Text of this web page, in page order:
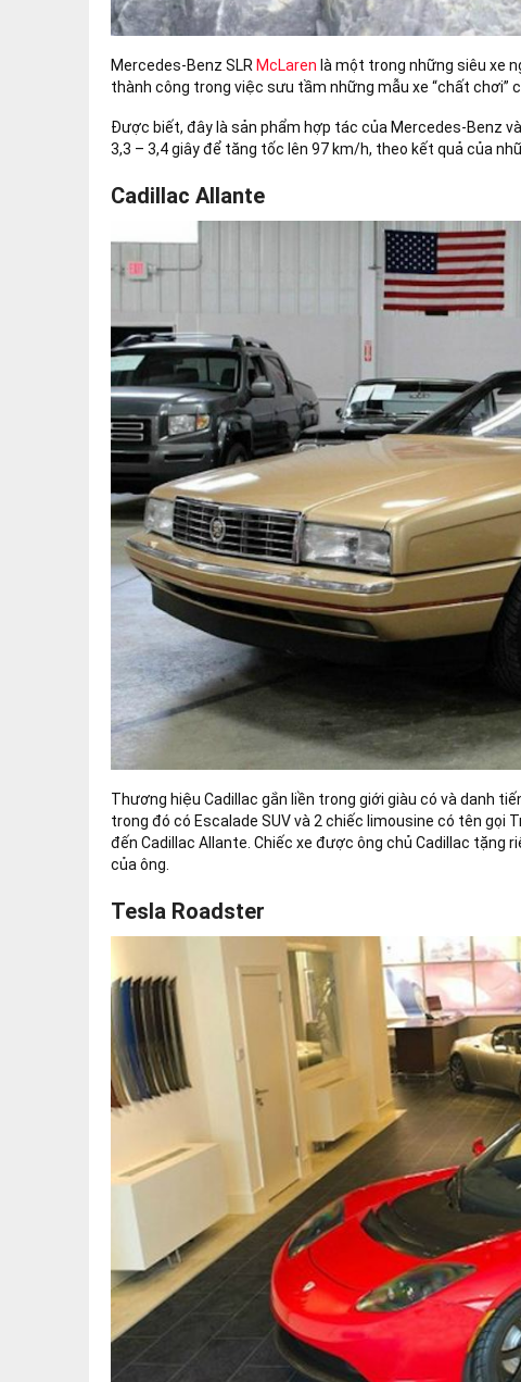
Mercedes-Benz SLR McLaren là một trong những siêu xe
thành công trong việc sưu tầm những mẫu xe “chất chơi”
Được biết, đây là sản phẩm hợp tác của Mercedes-Benz
3,3 – 3,4 giây để tăng tốc lên 97 km/h, theo kết quả của
Cadillac Allante
Thương hiệu Cadillac gắn liền trong giới giàu có và danh
trong đó có Escalade SUV và 2 chiếc limousine có tên gọi
đến Cadillac Allante. Chiếc xe được ông chủ Cadillac tặng
của ông.
Tesla Roadster